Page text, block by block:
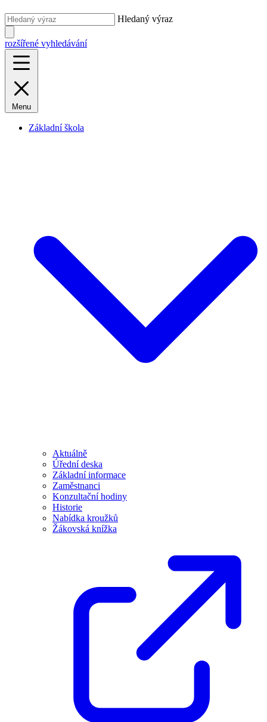
Hledaný výraz
rozšířené vyhledávání
Menu
Základní škola
Aktuálně
Úřední deska
Základní informace
Zaměstnanci
Konzultační hodiny
Historie
Nabídka kroužků
Žákovská knížka